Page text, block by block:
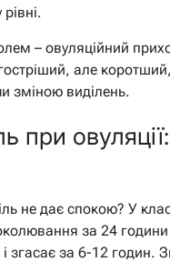
– овуляційний
але
зміною виділень.
при
не дає спокою? У
за 24 години
згасає за 6-12 годин.